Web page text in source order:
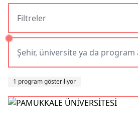
Filtreler
1 program gösteriliyor